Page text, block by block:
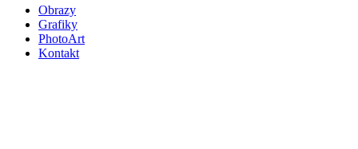
Obrazy
Grafiky
PhotoArt
Kontakt